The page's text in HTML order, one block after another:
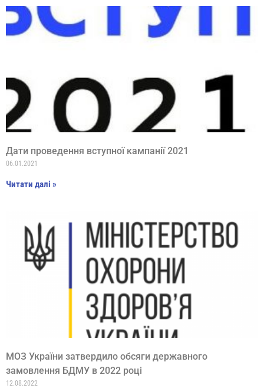
Дати проведення вступної кампанії 2021
06.01.2021
Читати далі »
МОЗ України затвердило обсяги державного
замовлення БДМУ в 2022 році
12.08.2022